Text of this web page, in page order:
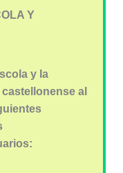
Y
y la
al